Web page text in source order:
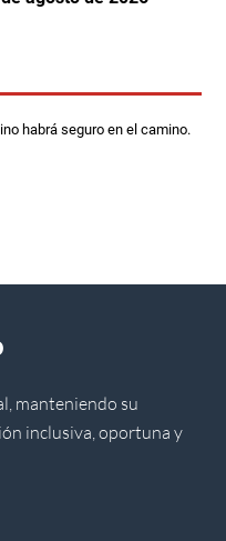
habrá seguro en el camino.
manteniendo su
inclusiva, oportuna y